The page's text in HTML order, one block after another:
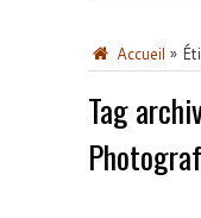
Accueil »
Tag